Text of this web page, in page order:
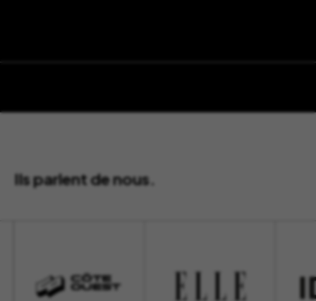
Ils parlent de nous.